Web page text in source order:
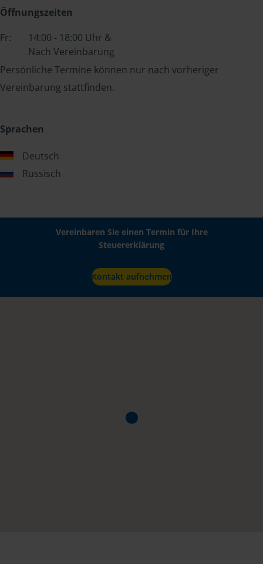
Öffnungszeiten
Fr:
14:00 - 18:00 Uhr &
Nach Vereinbarung
Persönliche Termine können nur nach vorheriger
Vereinbarung stattfinden.
Sprachen
Deutsch
Russisch
Vereinbaren Sie einen Termin für Ihre
Steuererklärung
Kontakt aufnehmen